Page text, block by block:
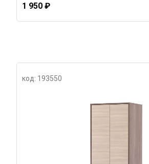
1 950 ₽
код: 193550